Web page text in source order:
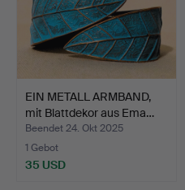
EIN METALL ARMBAND,
mit Blattdekor aus Ema…
Beendet 24. Okt 2025
1 Gebot
35 USD